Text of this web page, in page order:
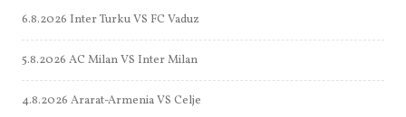
6.8.2026 Inter Turku VS FC Vaduz
5.8.2026 AC Milan VS Inter Milan
4.8.2026 Ararat-Armenia VS Celje